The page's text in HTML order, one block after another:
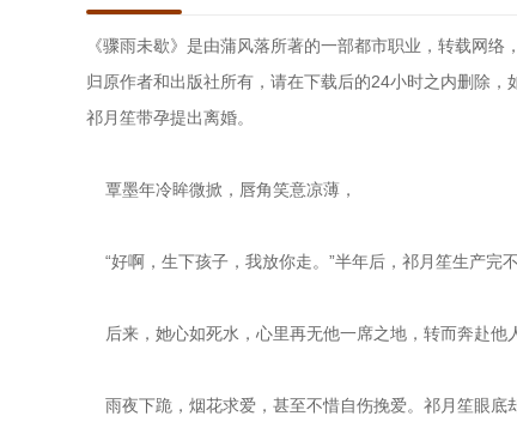
《骤雨未歇》是由蒲风落所著的一部都市职业，转载网
归原作者和出版社所有，请在下载后的24小时之内删除，
祁月笙带孕提出离婚。
覃墨年冷眸微掀，唇角笑意凉薄，
“好啊，生下孩子，我放你走。”半年后，祁月笙生产完
后来，她心如死水，心里再无他一席之地，转而奔赴他
雨夜下跪，烟花求爱，甚至不惜自伤挽爱。祁月笙眼底